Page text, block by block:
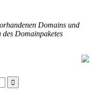
Domains und
Domainpaketes